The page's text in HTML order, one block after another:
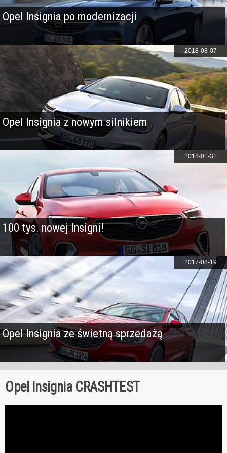
Opel Insignia po modernizacji
Opel Insignia z nowym silnikiem
2018-08-07
100 tys. nowej Insigni!
2018-01-31
Opel Insignia ze świetną sprzedażą
2017-08-19
Opel Insignia CRASHTEST